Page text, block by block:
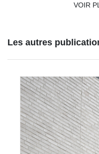
VOIR
Les autres